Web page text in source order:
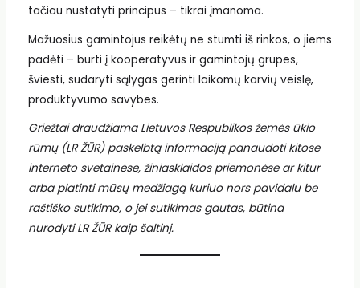
tačiau nustatyti principus – tikrai įmanoma.
Mažuosius gamintojus reikėtų ne stumti iš rinkos, o jiems
padėti – burti į kooperatyvus ir gamintojų grupes,
šviesti, sudaryti sąlygas gerinti laikomų karvių veislę,
produktyvumo savybes.
Griežtai draudžiama Lietuvos Respublikos žemės ūkio
rūmų (LR ŽŪR) paskelbtą informaciją panaudoti kitose
interneto svetainėse, žiniasklaidos priemonėse ar kitur
arba platinti mūsų medžiagą kuriuo nors pavidalu be
raštiško sutikimo, o jei sutikimas gautas, būtina
nurodyti LR ŽŪR kaip šaltinį.